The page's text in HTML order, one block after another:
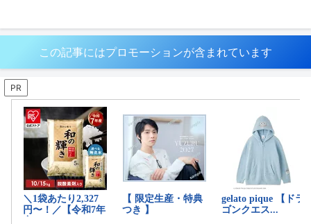
この記事にはプロモーションが含まれています
PR